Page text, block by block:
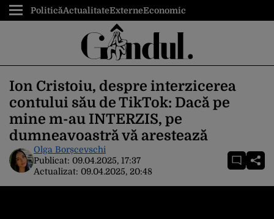
PoliticăActualitateExterneEconomic
Ion Cristoiu, despre interzicerea
contului său de TikTok: Dacă pe
mine m-au INTERZIS, pe
dumneavoastră vă arestează
Olga Borșcevschi
Publicat: 09.04.2025, 17:37
Actualizat: 09.04.2025, 20:48